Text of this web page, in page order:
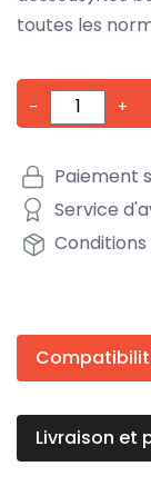
toutes les
- +
Paiement
Service
Livraison et